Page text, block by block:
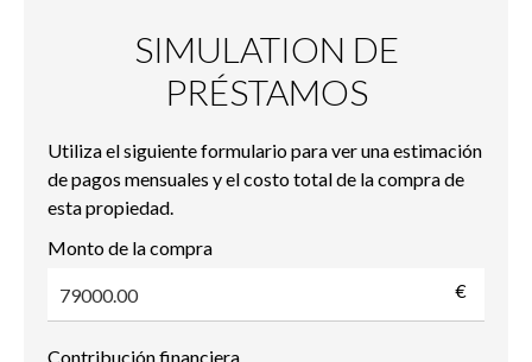
SIMULATION DE
PRÉSTAMOS
Utiliza el siguiente formulario para ver una estimación
de pagos mensuales y el costo total de la compra de
esta propiedad.
Monto de la compra
€
Contribución financiera